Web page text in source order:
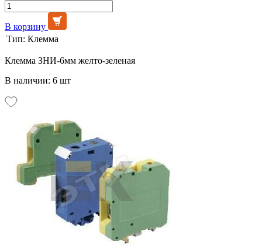
В корзину
Тип: Клемма
Клемма ЗНИ-6мм желто-зеленая
В наличии: 6 шт